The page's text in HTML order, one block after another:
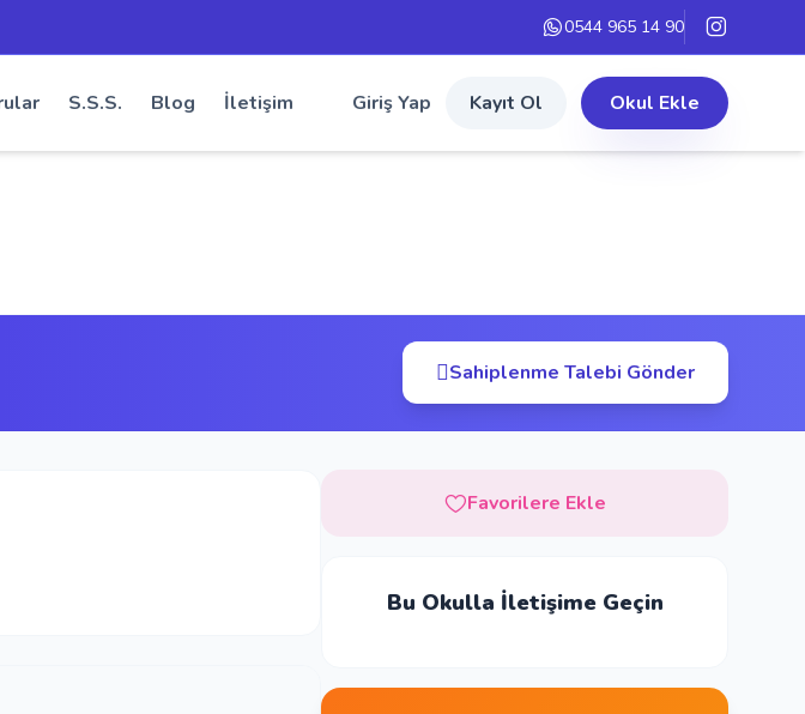
0544 965 14 90
S.S.S. Blog İletişim Giriş Yap Kayıt Ol Okul Ekle
Sahiplenme Talebi Gönder
Favorilere Ekle
Bu Okulla İletişime Geçin